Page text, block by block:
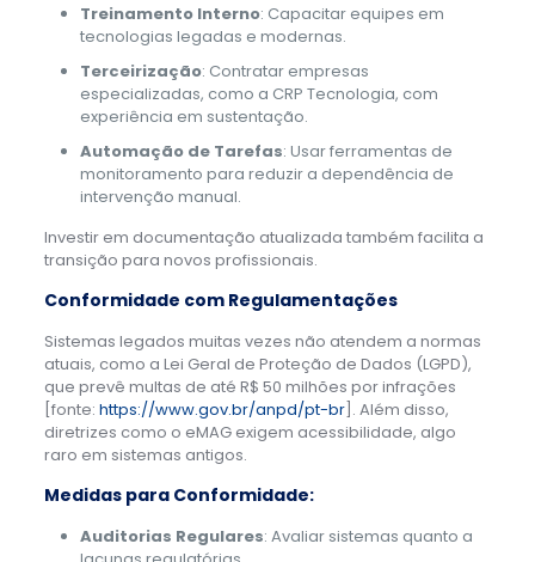
Treinamento Interno: Capacitar equipes em
tecnologias legadas e modernas.
Terceirização: Contratar empresas
especializadas, como a CRP Tecnologia, com
experiência em sustentação.
Automação de Tarefas: Usar ferramentas de
monitoramento para reduzir a dependência de
intervenção manual.
Investir em documentação atualizada também facilita a
transição para novos profissionais.
Conformidade com Regulamentações
Sistemas legados muitas vezes não atendem a normas
atuais, como a Lei Geral de Proteção de Dados (LGPD),
que prevê multas de até R$ 50 milhões por infrações
[fonte: https://www.gov.br/anpd/pt-br]. Além disso,
diretrizes como o eMAG exigem acessibilidade, algo
raro em sistemas antigos.
Medidas para Conformidade:
Auditorias Regulares: Avaliar sistemas quanto a